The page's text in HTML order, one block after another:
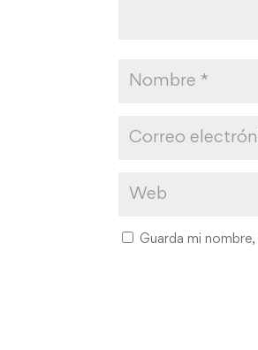
Guarda mi